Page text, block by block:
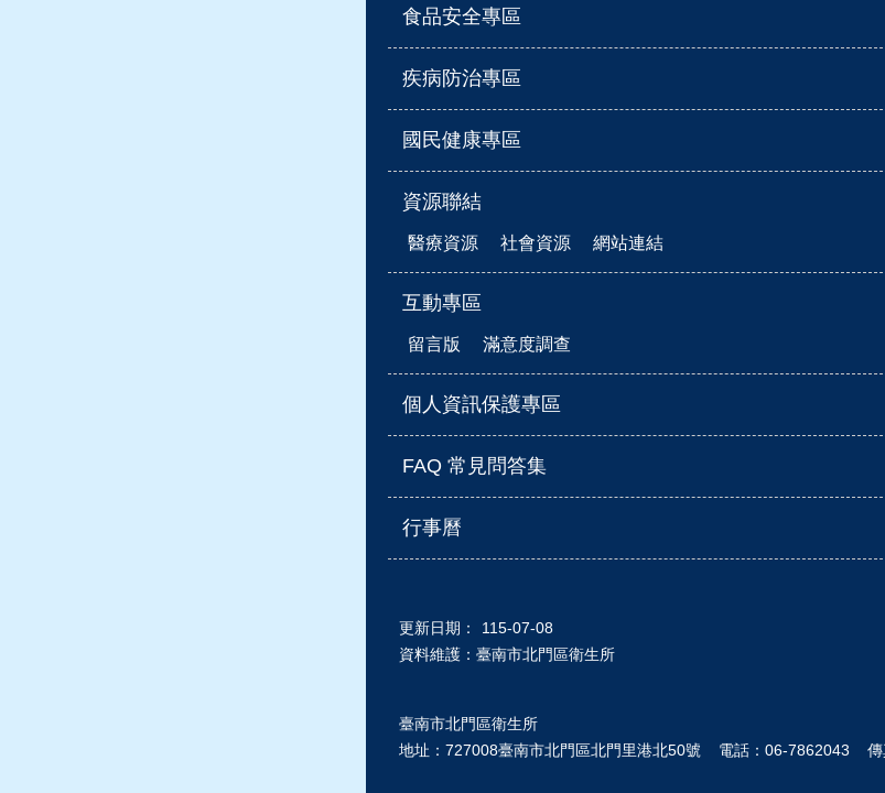
食品安全專區
疾病防治專區
國民健康專區
資源聯結
醫療資源 社會資源 網站連結
互動專區
留言版 滿意度調查
個人資訊保護專區
FAQ 常見問答集
行事曆
更新日期：
115-07-08
資料維護：臺南市北門區衛生所
臺南市北門區衛生所
地址：727008臺南市北門區北門里港北50號 電話：06-7862043 傳